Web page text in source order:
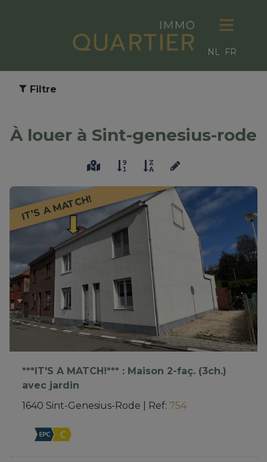
NL FR
Filtre
À louer à Sint-genesius-rode
IT’S A MATCH!
***IT'S A MATCH!*** : Maison 2-faç. (3ch.)
avec jardin
1640 Sint-Genesius-Rode
Ref: 754